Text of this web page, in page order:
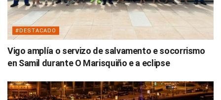
#DESTACADO
Vigo amplía o servizo de salvamento e socorrismo
en Samil durante O Marisquiño e a eclipse